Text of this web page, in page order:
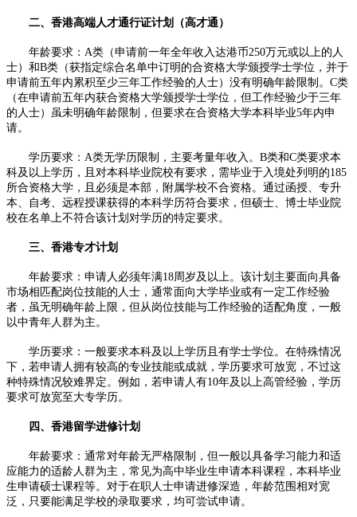
二、香港高端人才通行证计划（高才通）​
年龄要求：A类（申请前一年全年收入达港币250万元或以上的人
士）和B类（获指定综合名单中订明的合资格大学颁授学士学位，并于
申请前五年内累积至少三年工作经验的人士）没有明确年龄限制。C类
（在申请前五年内获合资格大学颁授学士学位，但工作经验少于三年
的人士）虽未明确年龄限制，但要求在合资格大学本科毕业5年内申
请。​
学历要求：A类无学历限制，主要考量年收入。B类和C类要求本
科及以上学历，且对本科毕业院校有要求，需毕业于入境处列明的185
所合资格大学，且必须是本部，附属学校不合资格。通过函授、专升
本、自考、远程授课获得的本科学历符合要求，但硕士、博士毕业院
校在名单上不符合该计划对学历的特定要求。​
三、香港专才计划​
年龄要求：申请人必须年满18周岁及以上。该计划主要面向具备
市场相匹配岗位技能的人士，通常面向大学毕业或有一定工作经验
者，虽无明确年龄上限，但从岗位技能与工作经验的适配角度，一般
以中青年人群为主。​
学历要求：一般要求本科及以上学历且有学士学位。在特殊情况
下，若申请人拥有较高的专业技能或成就，学历要求可放宽，不过这
种特殊情况较难界定。例如，若申请人有10年及以上高管经验，学历
要求可放宽至大专学历。​
四、香港留学进修计划​
年龄要求：通常对年龄无严格限制，但一般以具备学习能力和适
应能力的适龄人群为主，常见为高中毕业生申请本科课程，本科毕业
生申请硕士课程等。对于在职人士申请进修深造，年龄范围相对宽
泛，只要能满足学校的录取要求，均可尝试申请。​